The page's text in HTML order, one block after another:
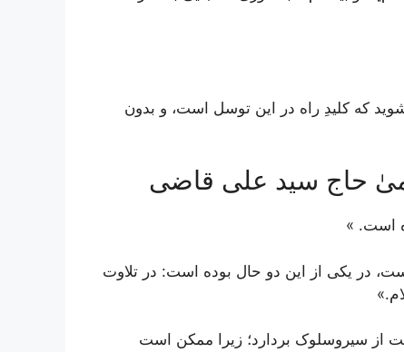
که کلیدِ راه در این توسل است، و بدون
حاج سید علی قاضی
است. »
در یکی از این دو حال بوده است: در تلاوت
از سیروسلوک بردارد؛ زیرا ممکن است